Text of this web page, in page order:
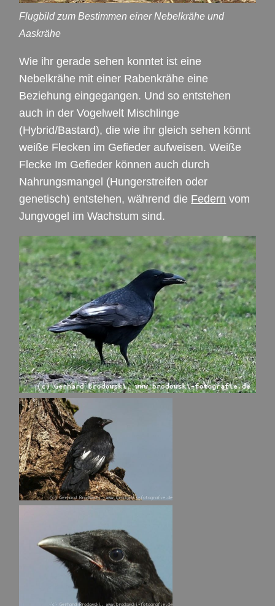
Flugbild zum Bestimmen einer Nebelkrähe und
Aaskrähe
Wie ihr gerade sehen konntet ist eine
Nebelkrähe mit einer Rabenkrähe eine
Beziehung eingegangen. Und so entstehen
auch in der Vogelwelt Mischlinge
(Hybrid/Bastard), die wie ihr gleich sehen könnt
weiße Flecken im Gefieder aufweisen. Weiße
Flecke Im Gefieder können auch durch
Nahrungsmangel (Hungerstreifen oder
genetisch) entstehen, während die Federn vom
Jungvogel im Wachstum sind.